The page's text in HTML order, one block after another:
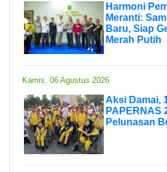
Harmoni
Meranti:
Baru, Siap
Merah Putih
Kamis, 06 Agustus 2026
Aksi Damai,
PAPERNAS
Pelunasan